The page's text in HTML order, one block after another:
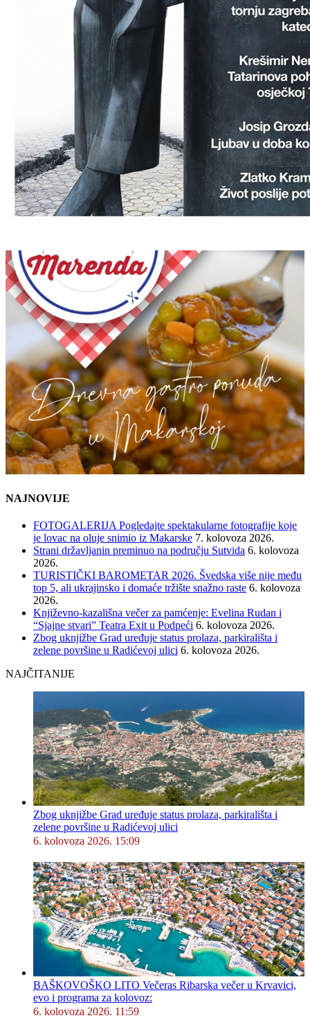
NAJNOVIJE
FOTOGALERIJA Pogledajte spektakularne fotografije koje
je lovac na oluje snimio iz Makarske 7. kolovoza 2026.
Strani državljanin preminuo na području Sutvida 6. kolovoza
2026.
TURISTIČKI BAROMETAR 2026. Švedska više nije među
top 5, ali ukrajinsko i domaće tržište snažno raste 6. kolovoza
2026.
Književno-kazališna večer za pamćenje: Evelina Rudan i
“Sjajne stvari” Teatra Exit u Podpeći 6. kolovoza 2026.
Zbog uknjižbe Grad uređuje status prolaza, parkirališta i
zelene površine u Radićevoj ulici 6. kolovoza 2026.
NAJČITANIJE
Zbog uknjižbe Grad uređuje status prolaza, parkirališta i
zelene površine u Radićevoj ulici
6. kolovoza 2026. 15:09
BAŠKOVOŠKO LITO Večeras Ribarska večer u Krvavici,
evo i programa za kolovoz:
6. kolovoza 2026. 11:59